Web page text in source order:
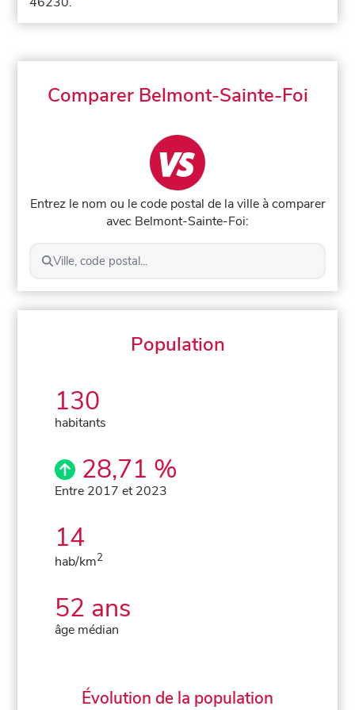
Comparer Belmont-Sainte-Foi
Entrez le nom ou le code postal de la ville à comparer
avec Belmont-Sainte-Foi:
Ville, code postal...
Population
130
habitants
28,71 %
Entre 2017 et 2023
14
hab/km2
52 ans
âge médian
Évolution de la population